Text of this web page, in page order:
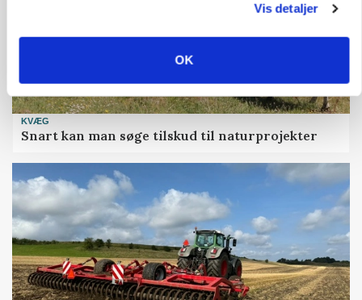
Vis detaljer
OK
KVÆG
Snart kan man søge tilskud til naturprojekter